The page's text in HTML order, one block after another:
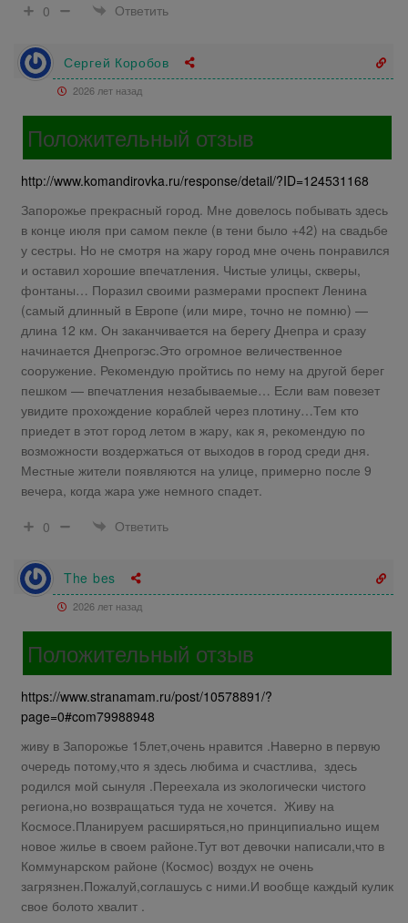
0
Ответить
Сергей Коробов
2026 лет назад
Положительный отзыв
http://www.komandirovka.ru/response/detail/?ID=124531168
Запорожье прекрасный город. Мне довелось побывать здесь
в конце июля при самом пекле (в тени было +42) на свадьбе
у сестры. Но не смотря на жару город мне очень понравился
и оставил хорошие впечатления. Чистые улицы, скверы,
фонтаны… Поразил своими размерами проспект Ленина
(самый длинный в Европе (или мире, точно не помню) —
длина 12 км. Он заканчивается на берегу Днепра и сразу
начинается Днепрогэс.Это огромное величественное
сооружение. Рекомендую пройтись по нему на другой берег
пешком — впечатления незабываемые… Если вам повезет
увидите прохождение кораблей через плотину…Тем кто
приедет в этот город летом в жару, как я, рекомендую по
возможности воздержаться от выходов в город среди дня.
Местные жители появляются на улице, примерно после 9
вечера, когда жара уже немного спадет.
0
Ответить
The bes
2026 лет назад
Положительный отзыв
https://www.stranamam.ru/post/10578891/?
page=0#com79988948
живу в Запорожье 15лет,очень нравится .Наверно в первую
очередь потому,что я здесь любима и счастлива, здесь
родился мой сынуля .Переехала из экологически чистого
региона,но возвращаться туда не хочется. Живу на
Космосе.Планируем расширяться,но принципиально ищем
новое жилье в своем районе.Тут вот девочки написали,что в
Коммунарском районе (Космос) воздух не очень
загрязнен.Пожалуй,соглашусь с ними.И вообще каждый кулик
свое болото хвалит .